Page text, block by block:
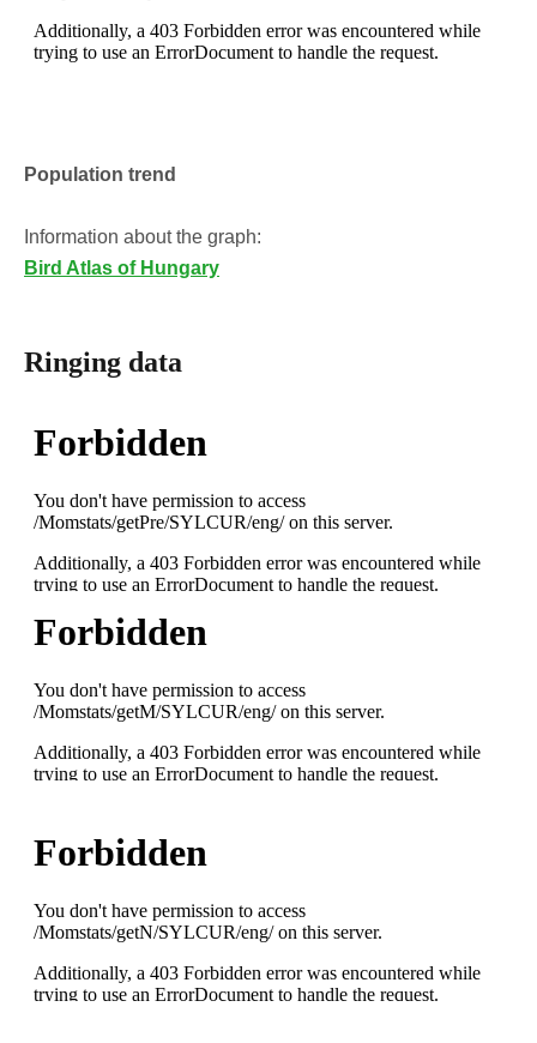
Population trend
Information about the graph:
Bird Atlas of Hungary
Ringing data